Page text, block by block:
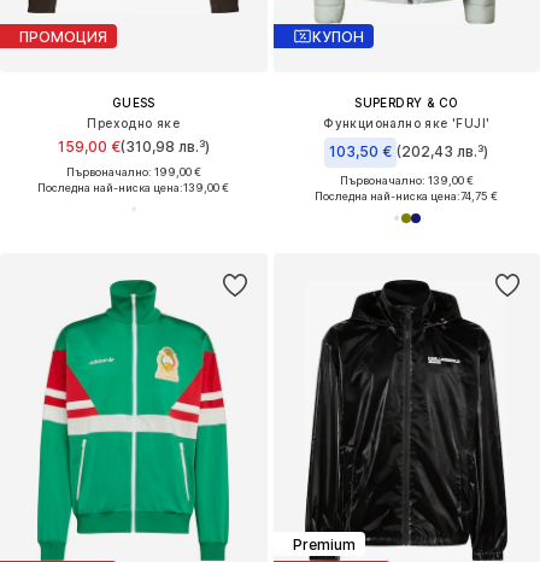
ПРОМОЦИЯ
GUESS
Преходно яке
159,00 €(310,98 лв.³)
Първоначално: 199,00 €
Последна най-ниска цена:139,00 €
КУПОН
SUPERDRY & CO
Функционално яке 'FUJI'
103,50 € (202,43 лв.³)
Първоначално: 139,00 €
Последна най-ниска цена:74,75 €
Premium